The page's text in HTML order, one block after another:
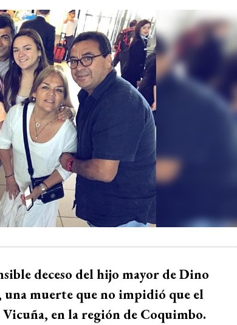
deceso del hijo mayor de Dino
muerte que no impidió que el
Vicuña, en la región de Coquimbo.